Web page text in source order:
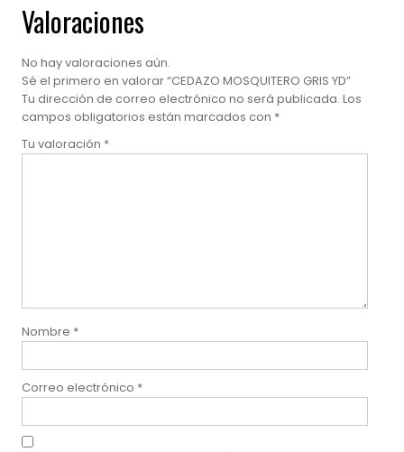
Valoraciones
No hay valoraciones aún.
Sé el primero en valorar “CEDAZO MOSQUITERO GRIS YD”
Tu dirección de correo electrónico no será publicada. Los
campos obligatorios están marcados con *
Tu valoración *
Nombre *
Correo electrónico *